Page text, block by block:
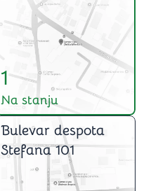
1
Na stanju
Bulevar despota
Stefana 101